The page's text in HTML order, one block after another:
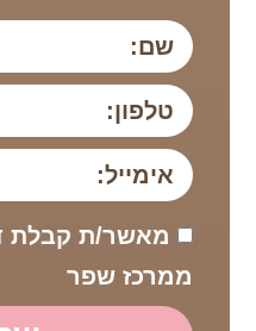
מאשר/ת קבלת
ממרכז שפר